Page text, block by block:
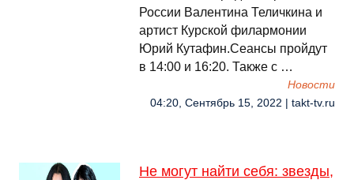
России Валентина Теличкина и
артист Курской филармонии
Юрий Кутафин.Сеансы пройдут
в 14:00 и 16:20. Также с …
Новости
04:20, Сентябрь 15, 2022 | takt-tv.ru
Не могут найти себя: звезды,